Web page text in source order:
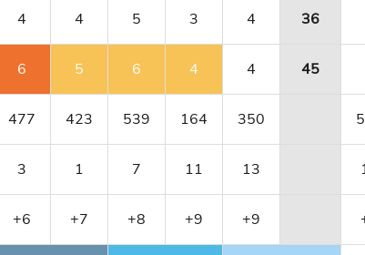
4 4 5 3 4 36
6 5 6 4 4 45
477 423 539 164 350
3 1 7 11 13
+6 +7 +8 +9 +9